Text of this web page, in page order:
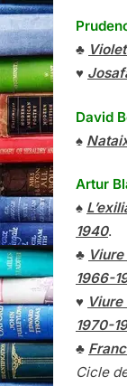
♣
♥
David
♠
Artur
♠
1940.
♣
1966-
♥ Viure
1970-
♣
Cicle